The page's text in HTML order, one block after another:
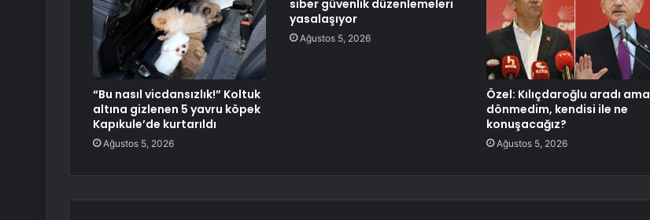
“Bu nasıl vicdansızlık!” Koltuk
altına gizlenen 5 yavru köpek
Kapıkule’de kurtarıldı
Ağustos 5, 2026
siber güvenlik düzenlemeleri
yasalaşıyor
Ağustos 5, 2026
Özel: Kılıçdaroğlu aradı ama
dönmedim, kendisi ile ne
konuşacağız?
Ağustos 5, 2026